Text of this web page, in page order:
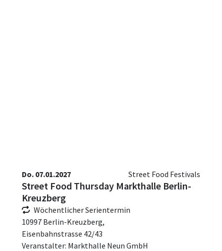
Do. 07.01.2027 Street Food Festivals
Street Food Thursday Markthalle Berlin-
Kreuzberg
Wöchentlicher Serientermin
10997 Berlin-Kreuzberg,
Eisenbahnstrasse 42/43
Veranstalter: Markthalle Neun GmbH